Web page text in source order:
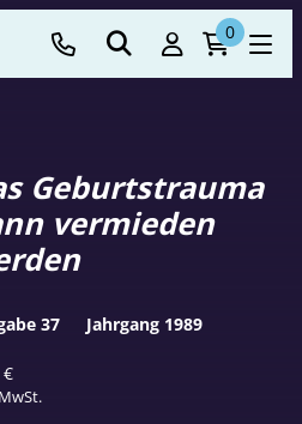
0
Geburtstrauma
vermieden
€
37 Jahrgang 1989